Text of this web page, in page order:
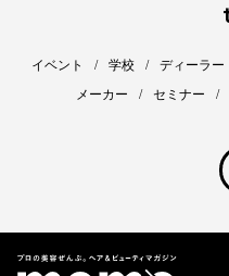
イベント 学校 ディーラー
メーカー
セミナー